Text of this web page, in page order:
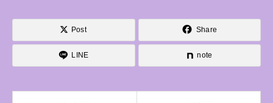
Post Share
LINE note